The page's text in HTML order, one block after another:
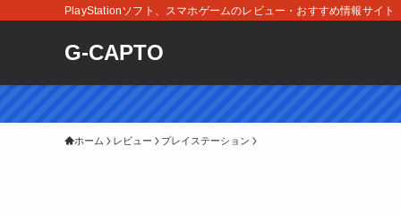
PlayStationソフト、スマホゲームのレビュー・おすすめ情報サイト
G-CAPTO
ホーム レビュー プレイステーション